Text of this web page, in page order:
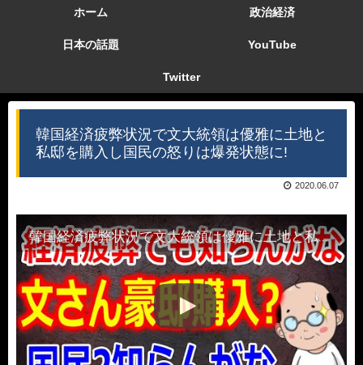
ホーム 政治経済
日本の話題 YouTube
Twitter
韓国経済疲弊状況で文大統領は優雅に土地と
私邸を購入し国民の怒りは爆発状態に!
2020.06.07
韓国経済疲弊状況で文大統領は優雅に土地と私邸を購入し国民の怒りは爆発状態に!